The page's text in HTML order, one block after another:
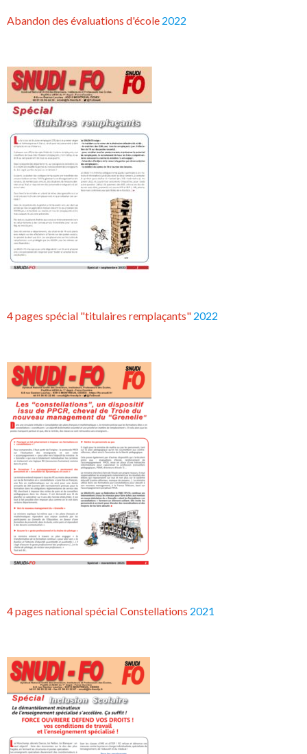
Abandon des évaluations d'école 2022
4 pages spécial "titulaires remplaçants" 2022
4 pages national spécial Constellations 2021